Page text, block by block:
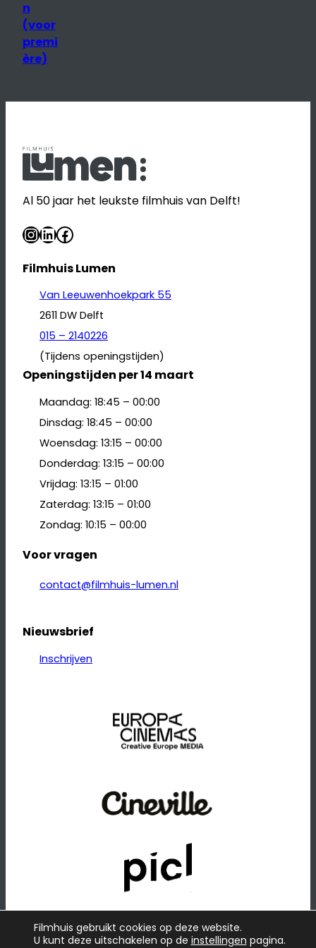
n
(voor
premi
ère)
Al 50 jaar het leukste filmhuis van Delft!
InstagramLinkedIn Facebook
Filmhuis Lumen
Van Leeuwenhoekpark 55
2611 DW Delft
015 – 2140226
(Tijdens openingstijden)
Openingstijden per 14 maart
Maandag: 18:45 – 00:00
Dinsdag: 18:45 – 00:00
Woensdag: 13:15 – 00:00
Donderdag: 13:15 – 00:00
Vrijdag: 13:15 – 01:00
Zaterdag: 13:15 – 01:00
Zondag: 10:15 – 00:00
Voor vragen
contact@filmhuis-lumen.nl
Nieuwsbrief
Inschrijven
© 2026·Website doorRaadhuis Privacybeleid
Filmhuis gebruikt cookies op deze website.
U kunt deze uitschakelen op de instellingen pagina.